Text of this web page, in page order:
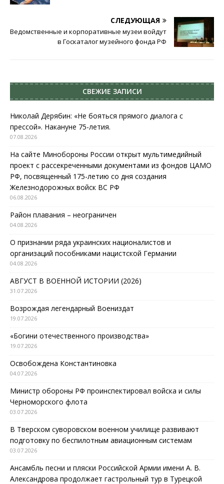
СЛЕДУЮЩАЯ
Ведомственные и корпоративные музеи войдут
в Госкаталог музейного фонда РФ
СВЕЖИЕ ЗАПИСИ
Николай Дерябин: «Не бояться прямого диалога с
прессой». Накануне 75-летия.
07.08.2026
На сайте Минобороны России открыт мультимедийный
проект с рассекреченными документами из фондов ЦАМО
РФ, посвященный 175-летию со дня создания
Железнодорожных войск ВС РФ
06.08.2026
Район плавания – неограничен
04.08.2026
О признании ряда украинских националистов и
организаций пособниками нацистской Германии
04.08.2026
АВГУСТ В ВОЕННОЙ ИСТОРИИ (2026)
31.07.2026
Возрождая легендарный Воениздат
19.07.2026
«Богини отечественного производства»
19.07.2026
Освобождена Константиновка
04.07.2026
Министр обороны РФ проинспектировал войска и силы
Черноморского флота
03.07.2026
В Тверском суворовском военном училище развивают
подготовку по беспилотным авиационным системам
03.07.2026
Ансамбль песни и пляски Российской Армии имени А. В.
Александрова продолжает гастрольный тур в Турецкой